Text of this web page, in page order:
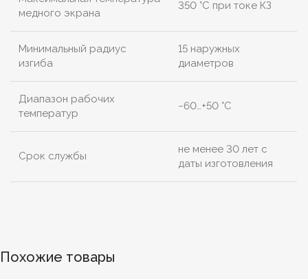
медного экрана
350 °C при токе КЗ
Минимальный радиус
изгиба
15 наружных
диаметров
Диапазон рабочих
температур
−60…+50 °C
Срок службы
не менее 30 лет с
даты изготовления
Похожие товары